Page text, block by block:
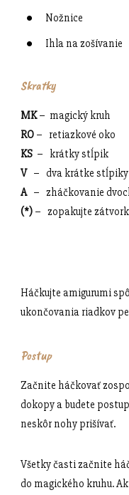
Nožnice
Ihla na zošívanie
Skratky
MK– magický kruh
RO – retiazkové oko
KS – krátky stĺpik
V – dva krátke stĺpiky
A – zháčkovanie
(*) – zopakujte
Háčkujte amigurumi
ukončovania riadkov
Postup
Začnite háčkovať
dokopy a budete
neskôr nohy prišívať.
Všetky časti začnite
do magického kruhu.